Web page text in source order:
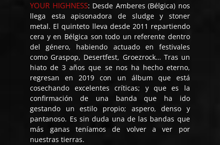
YOUR HIGHNESS: Desde Amberes (Bélgica) nos
llega esta apisonadora de sludge y stoner
metal. El quinteto lleva desde 2011 repartiendo
cera y en Bélgica son todo un referente dentro
del género, habiendo actuado en festivales
como Graspop, Desertfest, Groezrock… Tras un
hiato de 3 años que se nos ha hecho eterno,
regresan en 2019 con un álbum que está
cosechando excelentes críticas; y que es la
confirmación de una banda que ha ido
gestando un estilo propio; aspero, denso y
pantanoso. Es sin duda una de las bandas que
más ganas teníamos de volver a ver por
nuestras tierras.